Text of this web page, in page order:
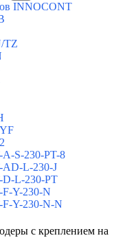
INNOCONT
TZ
A-S-230-PT-8
AD-L-230-J
D-L-230-PT
F-Y-230-N
F-Y-230-N-N
с креплением на